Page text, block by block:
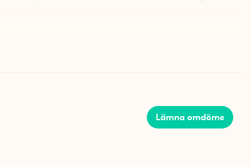
Lämna omdöme